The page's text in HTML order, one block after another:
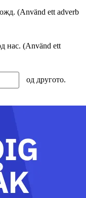
(Använd ett adverb
нас. (Använd ett
од другото.